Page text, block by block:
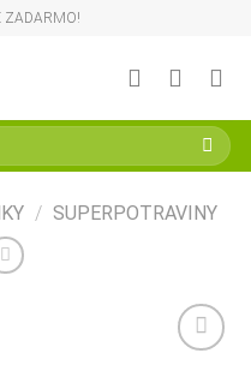
ZADARMO!
/ SUPERPOTRAVINY